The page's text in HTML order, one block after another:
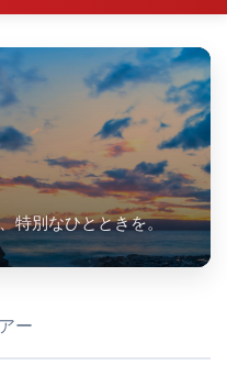
特別なひとときを。
ー